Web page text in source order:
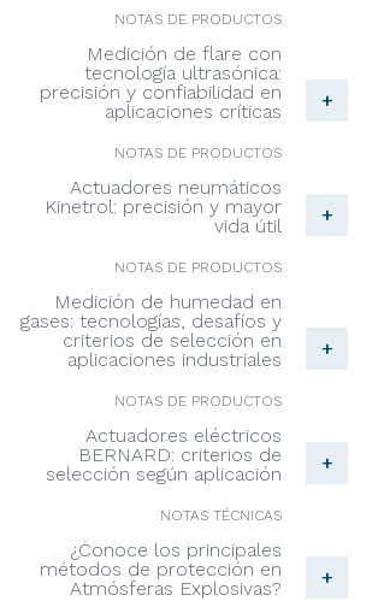
NOTAS DE PRODUCTOS
Medición de flare con
tecnología ultrasónica:
precisión y confiabilidad en
aplicaciones críticas
+
NOTAS DE PRODUCTOS
Actuadores neumáticos
Kinetrol: precisión y mayor
vida útil
+
NOTAS DE PRODUCTOS
Medición de humedad en
gases: tecnologías, desafíos y
criterios de selección en
aplicaciones industriales
+
NOTAS DE PRODUCTOS
Actuadores eléctricos
BERNARD: criterios de
selección según aplicación
+
NOTAS TÉCNICAS
¿Conoce los principales
métodos de protección en
Atmósferas Explosivas?
+